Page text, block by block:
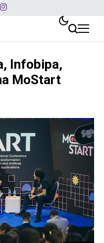
Infobipa,
MoStart